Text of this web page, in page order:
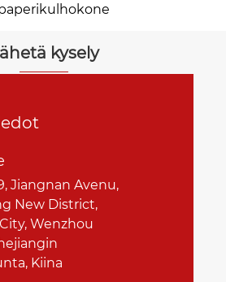
kysely
Jiangnan Avenu,
New District,
Wenzhou
Kiina